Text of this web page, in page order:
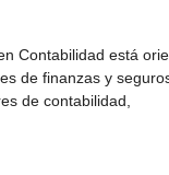
Contabilidad está
de finanzas y
de contabilidad,